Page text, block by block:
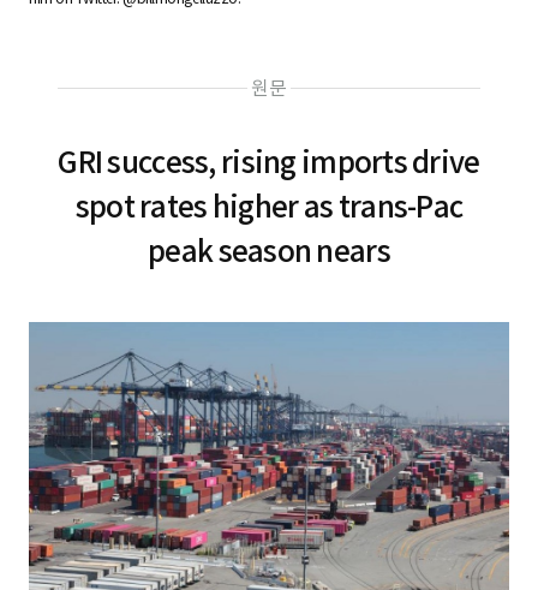
원문
GRI success, rising imports drive
spot rates higher as trans-Pac
peak season nears